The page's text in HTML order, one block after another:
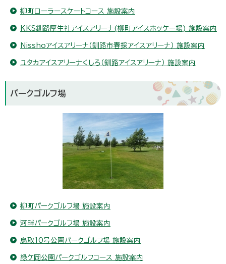
柳町ローラースケートコース 施設案内
KKS釧路厚生社アイスアリーナ(柳町アイスホッケー場) 施設案内
Nisshoアイスアリーナ（釧路市春採アイスアリーナ） 施設案内
ユタカアイスアリーナくしろ（釧路アイスアリーナ） 施設案内
パークゴルフ場
柳町パークゴルフ場 施設案内
河畔パークゴルフ場 施設案内
鳥取10号公園パークゴルフ場 施設案内
緑ケ岡公園パークゴルフコース 施設案内